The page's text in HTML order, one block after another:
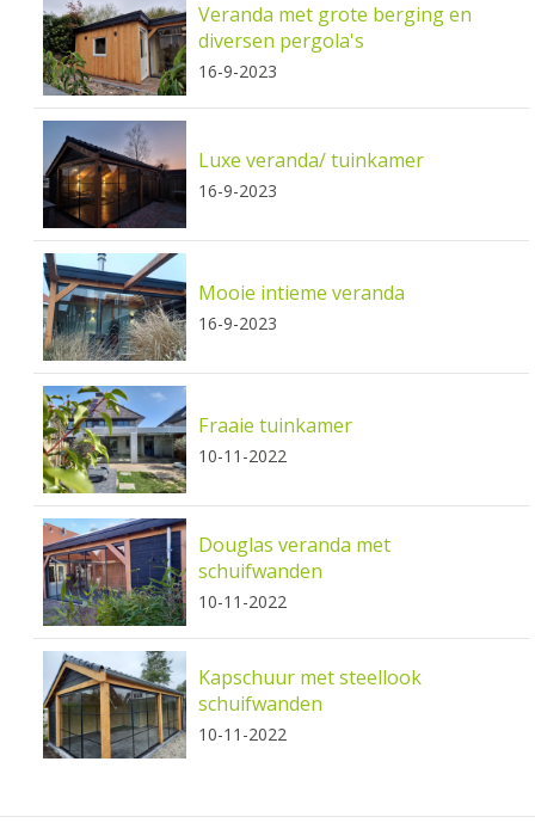
Veranda met grote berging en
diversen pergola's
16-9-2023
Luxe veranda/ tuinkamer
16-9-2023
Mooie intieme veranda
16-9-2023
Fraaie tuinkamer
10-11-2022
Douglas veranda met
schuifwanden
10-11-2022
Kapschuur met steellook
schuifwanden
10-11-2022